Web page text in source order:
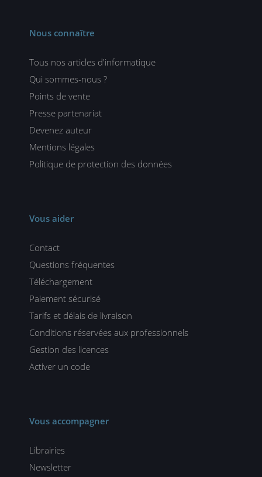
Nous connaître
Tous nos articles d'informatique
Qui sommes-nous ?
Points de vente
Presse partenariat
Devenez auteur
Mentions légales
Politique de protection des données
Vous aider
Contact
Questions fréquentes
Téléchargement
Paiement sécurisé
Tarifs et délais de livraison
Conditions réservées aux professionnels
Gestion des licences
Activer un code
Vous accompagner
Librairies
Newsletter